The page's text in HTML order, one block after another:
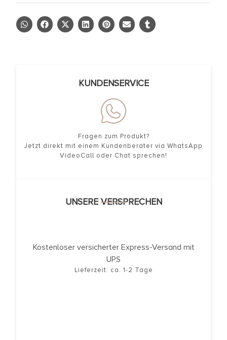
KUNDENSERVICE
Fragen zum Produkt?
Jetzt direkt mit einem Kundenberater via WhatsApp
VideoCall oder Chat sprechen!
UNSERE VERSPRECHEN
Kostenloser versicherter Express-Versand mit
UPS
Lieferzeit: ca. 1-2 Tage